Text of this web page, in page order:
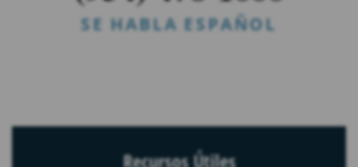
SE HABLA ESPAÑOL
Recursos Útiles